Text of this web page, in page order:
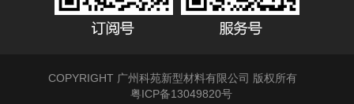
COPYRIGHT 广州科苑新型材料有限公司 版权所有
粤ICP备13049820号